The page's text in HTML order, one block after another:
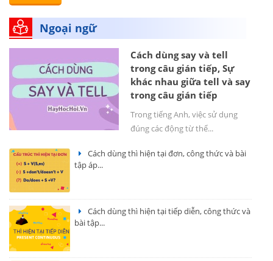
Ngoại ngữ
Cách dùng say và tell
trong câu gián tiếp, Sự
khác nhau giữa tell và say
trong câu gián tiếp
Trong tiếng Anh, việc sử dụng
đúng các động từ thể...
Cách dùng thì hiện tại đơn, công thức và bài
tập áp...
Cách dùng thì hiện tại tiếp diễn, công thức và
bài tập...